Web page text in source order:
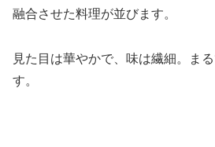
融合させた料理が並びます。
見た目は華やかで、味は繊細。ま
す。